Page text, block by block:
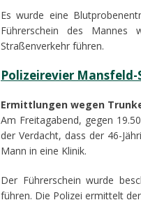
Es wurde eine
Führerschein des
Straßenverkehr führen.
Polizeirevier Mansfeld-
Ermittlungen wegen
Am Freitagabend, gegen
der Verdacht, dass der 46-
Mann in eine Klinik.
Der Führerschein wurde
führen. Die Polizei ermittelt